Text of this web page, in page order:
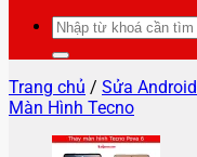
Tìm
kiếm:
Trang chủ / Sửa Android
Màn Hình Tecno